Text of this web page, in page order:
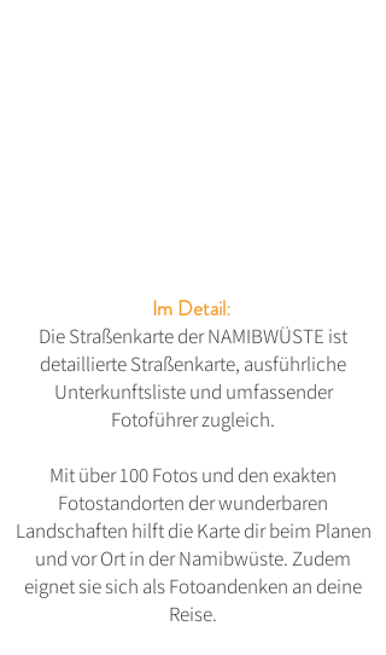
Im Detail:
Die Straßenkarte der NAMIBWÜSTE ist
detaillierte Straßenkarte, ausführliche
Unterkunftsliste und umfassender
Fotoführer zugleich.
Mit über 100 Fotos und den exakten
Fotostandorten der wunderbaren
Landschaften hilft die Karte dir beim Planen
und vor Ort in der Namibwüste. Zudem
eignet sie sich als Fotoandenken an deine
Reise.